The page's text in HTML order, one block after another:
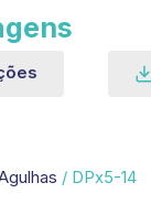
/ DPx5-14